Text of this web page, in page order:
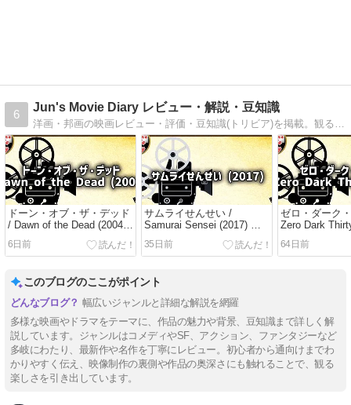
6
Jun's Movie Diary レビュー・解説・豆知識
洋画・邦画の映画レビュー・評価・豆知識(トリビア)を掲載。観る前に知りたい情報を網羅した映画情報サイト。
ドーン・オブ・ザ・デッド
/ Dawn of the Dead (2004)
ゾンビ激闘 / レビュー・解
説・映画情報
6日前
サムライせんせい /
Samurai Sensei (2017) 侍
教師奮闘 / レビュー・解
説・映画情報
35日前
ゼロ・ダーク
Zero Dark
跡の執念 / レ
説・映画情報
64日前
このブログのここがポイント
幅広いジャンルと詳細な解説を網羅
多様な映画やドラマをテーマに、作品の魅力や背景、豆知識まで詳しく解
説しています。ジャンルはコメディやSF、アクション、ファンタジーなど
多岐にわたり、最新作や名作を丁寧にレビュー。初心者から通向けまでわ
かりやすく伝え、映像制作の裏側や作品の奥深さにも触れることで、観る
楽しさを引き出しています。